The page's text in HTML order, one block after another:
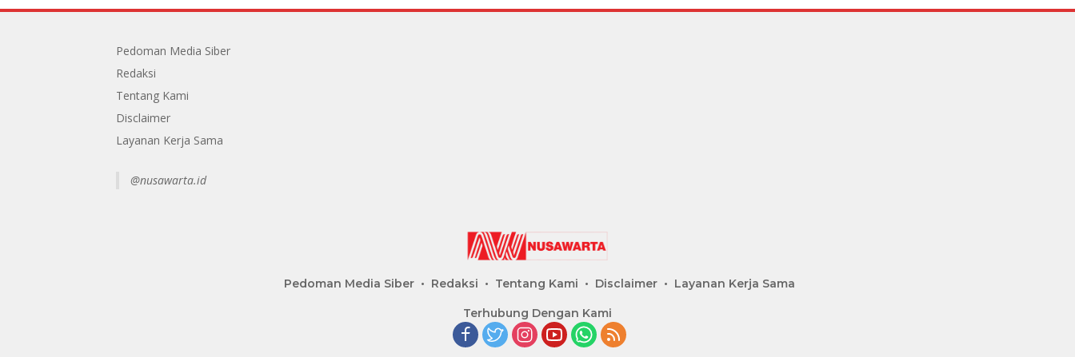
Pedoman Media Siber
Redaksi
Tentang Kami
Disclaimer
Layanan Kerja Sama
@nusawarta.id
Pedoman Media Siber Redaksi Tentang Kami Disclaimer Layanan Kerja Sama
Terhubung Dengan Kami